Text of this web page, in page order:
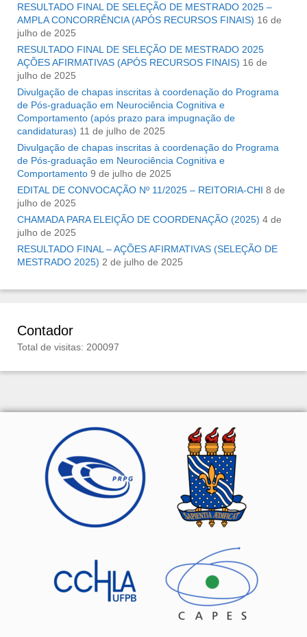
RESULTADO FINAL DE SELEÇÃO DE MESTRADO 2025 –
AMPLA CONCORRÊNCIA (APÓS RECURSOS FINAIS) 16 de
julho de 2025
RESULTADO FINAL DE SELEÇÃO DE MESTRADO 2025 
AÇÕES AFIRMATIVAS (APÓS RECURSOS FINAIS) 16 de
julho de 2025
Divulgação de chapas inscritas à coordenação do Programa
de Pós-graduação em Neurociência Cognitiva e
Comportamento (após prazo para impugnação de
candidaturas) 11 de julho de 2025
Divulgação de chapas inscritas à coordenação do Programa
de Pós-graduação em Neurociência Cognitiva e
Comportamento 9 de julho de 2025
EDITAL DE CONVOCAÇÃO Nº 11/2025 – REITORIA-CHI 8 de
julho de 2025
CHAMADA PARA ELEIÇÃO DE COORDENAÇÃO (2025) 4 de
julho de 2025
RESULTADO FINAL – AÇÕES AFIRMATIVAS (SELEÇÃO DE
MESTRADO 2025) 2 de julho de 2025
Contador
Total de visitas: 200097